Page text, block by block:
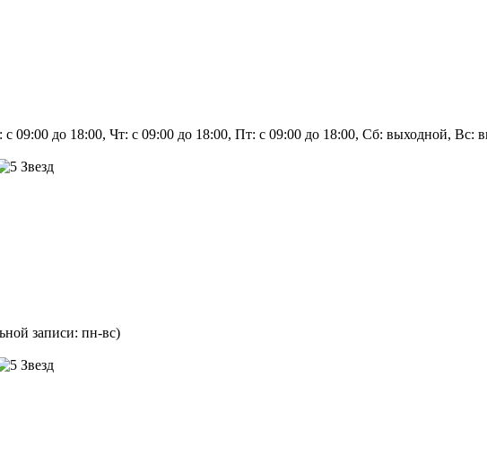
09:00 до 18:00, Чт: с 09:00 до 18:00, Пт: с 09:00 до 18:00, Сб: выходной, Вс:
записи: пн-вс)